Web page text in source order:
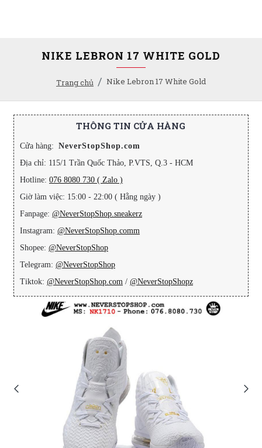
Trang chủ Nike Lebron 17 White Gold
NIKE LEBRON 17 WHITE GOLD
THÔNG TIN CỬA HÀNG
Cửa hàng: NeverStopShop.com
Địa chỉ: 115/1 Trần Quốc Thảo, P.VTS, Q.3 - HCM
Hotline: 076 8080 730 ( Zalo )
Giờ làm việc: 15:00 - 22:00 ( Hằng ngày )
Fanpage: @NeverStopShop.sneakerz
Instagram: @NeverStopShop.comm
Shopee: @NeverStopShop
Telegram: @NeverStopShop
Tiktok: @NeverStopShop.com / @NeverStopShopz